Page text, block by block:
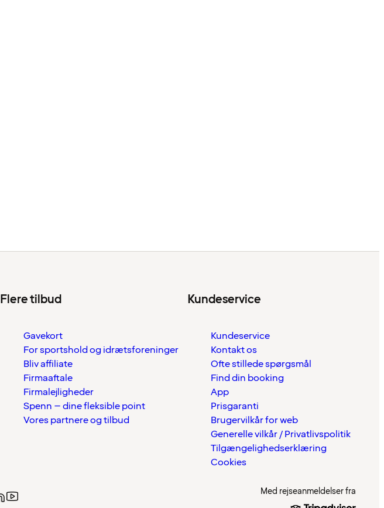
Flere tilbud
Gavekort
For sportshold og idrætsforeninger
Bliv affiliate
Firmaaftale
Firmalejligheder
Spenn – dine fleksible point
Vores partnere og tilbud
Kundeservice
Kundeservice
Kontakt os
Ofte stillede spørgsmål
Find din booking
App
Prisgaranti
Brugervilkår for web
Generelle vilkår / Privatlivspolitik
Tilgængelighedserklæring
Cookies
Med rejseanmeldelser fra